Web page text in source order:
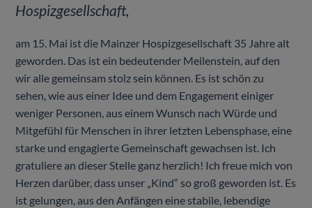
Hospizgesellschaft,
am 15. Mai ist die Mainzer Hospizgesellschaft 35 Jahre alt
geworden. Das ist ein bedeutender Meilenstein, auf den
wir alle gemeinsam stolz sein können. Es ist schön zu
sehen, wie aus einer Idee und dem Engagement einiger
weniger Personen, aus einem Wunsch nach Würde und
Mitgefühl für Menschen in ihrer letzten Lebensphase, eine
starke und engagierte Gemeinschaft gewachsen ist. Ich
gratuliere an dieser Stelle ganz herzlich! Ich freue mich von
Herzen darüber, dass unser „Kind“ so groß geworden ist. Es
ist gelungen, aus den Anfängen eine stabile, lebendige